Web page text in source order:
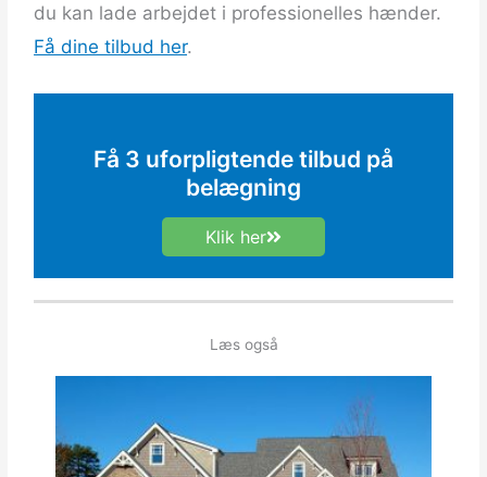
du kan lade arbejdet i professionelles hænder.
Få dine tilbud her.
Få 3 uforpligtende tilbud på
belægning
Klik her
Læs også